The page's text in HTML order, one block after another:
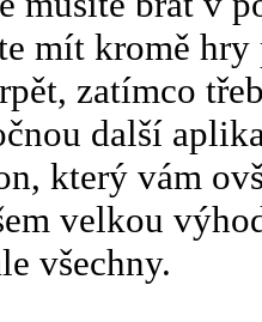
mít kromě
zatímco
další
který vám
velkou
všechny.